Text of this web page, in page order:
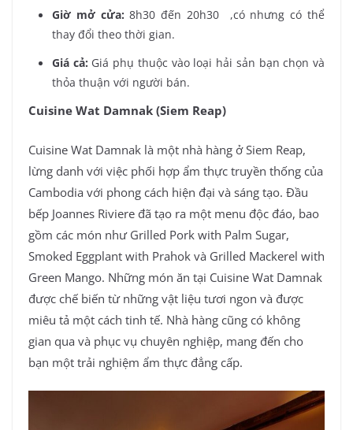
Giờ mở cửa: 8h30 đến 20h30 ,có nhưng có thể
thay đổi theo thời gian.
Giá cả: Giá phụ thuộc vào loại hải sản bạn chọn và
thỏa thuận với người bán.
Cuisine Wat Damnak (Siem Reap)
Cuisine Wat Damnak là một nhà hàng ở Siem Reap,
lừng danh với việc phối hợp ẩm thực truyền thống của
Cambodia với phong cách hiện đại và sáng tạo. Đầu
bếp Joannes Riviere đã tạo ra một menu độc đáo, bao
gồm các món như Grilled Pork with Palm Sugar,
Smoked Eggplant with Prahok và Grilled Mackerel with
Green Mango. Những món ăn tại Cuisine Wat Damnak
được chế biến từ những vật liệu tươi ngon và được
miêu tả một cách tinh tế. Nhà hàng cũng có không
gian qua và phục vụ chuyên nghiệp, mang đến cho
bạn một trải nghiệm ẩm thực đẳng cấp.